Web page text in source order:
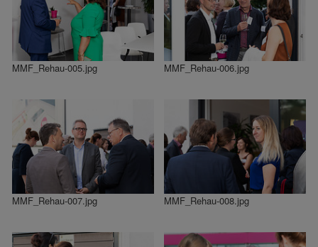
MMF_Rehau-005.jpg MMF_Rehau-006.jpg
MMF_Rehau-007.jpg MMF_Rehau-008.jpg